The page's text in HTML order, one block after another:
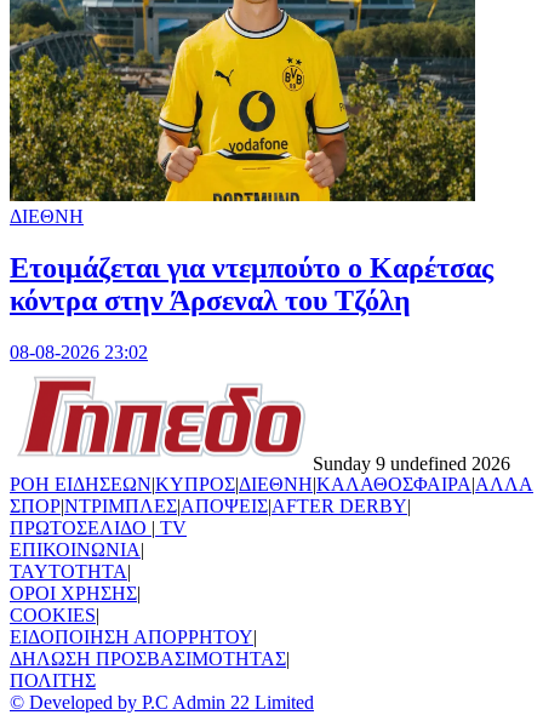
ΔΙΕΘΝΗ
Ετοιμάζεται για ντεμπούτο ο Καρέτσας
κόντρα στην Άρσεναλ του Τζόλη
08-08-2026 23:02
Sunday 9 undefined 2026
ΡΟΗ ΕΙΔΗΣΕΩΝ|ΚΥΠΡΟΣ|ΔΙΕΘΝΗ|ΚΑΛΑΘΟΣΦΑΙΡΑ|ΑΛΛΑ
ΣΠΟΡ|ΝΤΡΙΜΠΛΕΣ|ΑΠΟΨΕΙΣ|AFTER DERBY|
ΠΡΩΤΟΣΕΛΙΔΟ | TV
ΕΠΙΚΟΙΝΩΝΙΑ|
TAYTOTHTA|
ΟΡΟΙ ΧΡΗΣΗΣ|
COOKIES|
ΕΙΔΟΠΟΙΗΣΗ ΑΠΟΡΡΗΤΟΥ|
ΔΗΛΩΣΗ ΠΡΟΣΒΑΣΙΜΟΤΗΤΑΣ|
ΠΟΛΙΤΗΣ
© Developed by P.C Admin 22 Limited